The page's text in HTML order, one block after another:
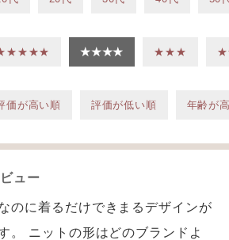
★★★★ ★★★
価が高い順 評価が低い順 年齢が
ュー
のに着るだけできまるデザインが
。 ニットの形はどのブランドよ